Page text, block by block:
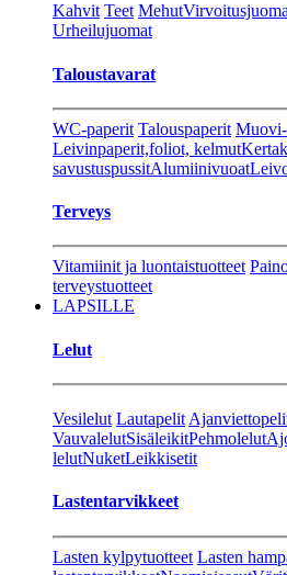
Kahvit Teet Mehut
Urheilujuomat
Taloustavarat
WC-paperit Talouspaperit
Leivinpaperit,foliot, kelmut
savustuspussitAlumiinivuoat
Terveys
Vitamiinit ja luontaistuotteet
terveystuotteet
LAPSILLE
Lelut
Vesilelut Lautapelit
VauvalelutSisäleikitPehmolelut
lelutNuketLeikkisetit
Lastentarvikkeet
Lasten kylpytuotteet Lasten